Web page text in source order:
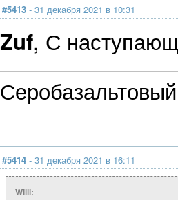
#5413 - 31 декабря 2021 в 10:31
Zuf, С
#5414 - 31 декабря 2021 в 16:11
Willi: